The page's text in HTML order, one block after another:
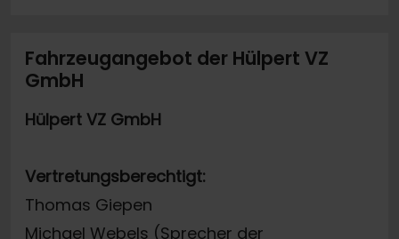
Fahrzeugangebot der Hülpert VZ
GmbH
Hülpert VZ GmbH
Vertretungsberechtigt:
Thomas Giepen
Michael Webels (Sprecher der